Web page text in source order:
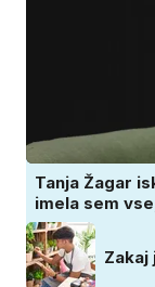
Tanja Žagar
imela sem